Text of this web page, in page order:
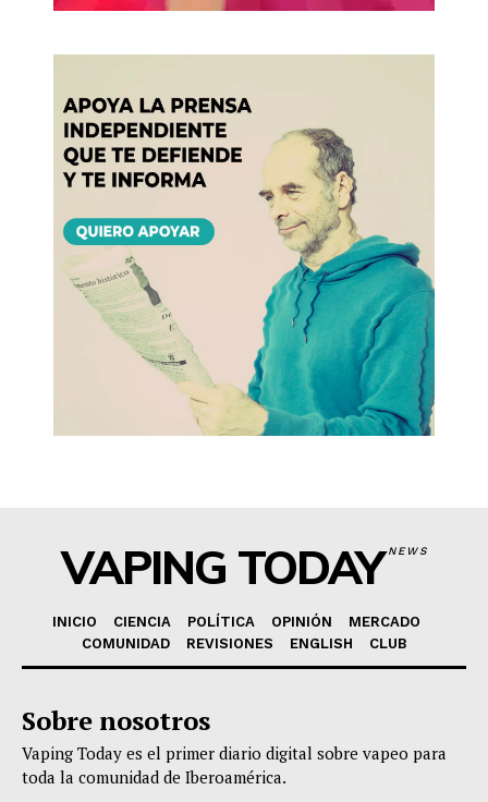
VAPING TODAYNEWS
INICIO CIENCIA POLÍTICA OPINIÓN
MERCADO
COMUNIDAD
REVISIONES ENGLISH CLUB
Sobre nosotros
Vaping Today es el primer diario digital sobre vapeo para
toda la comunidad de Iberoamérica.